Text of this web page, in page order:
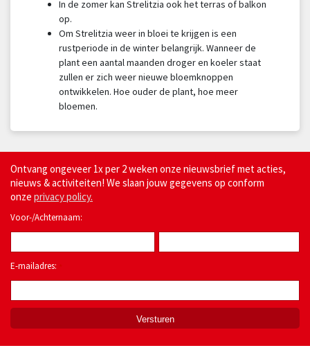
In de zomer kan Strelitzia ook het terras of balkon
op.
Om Strelitzia weer in bloei te krijgen is een
rustperiode in de winter belangrijk. Wanneer de
plant een aantal maanden droger en koeler staat
zullen er zich weer nieuwe bloemknoppen
ontwikkelen. Hoe ouder de plant, hoe meer
bloemen.
Ontvang ongeveer 1x per 2 weken onze nieuwsbrief met acties,
nieuws & activiteiten! We slaan jouw gegevens op conform
onze privacy policy.
Voor-/Achternaam:
E-mailadres: